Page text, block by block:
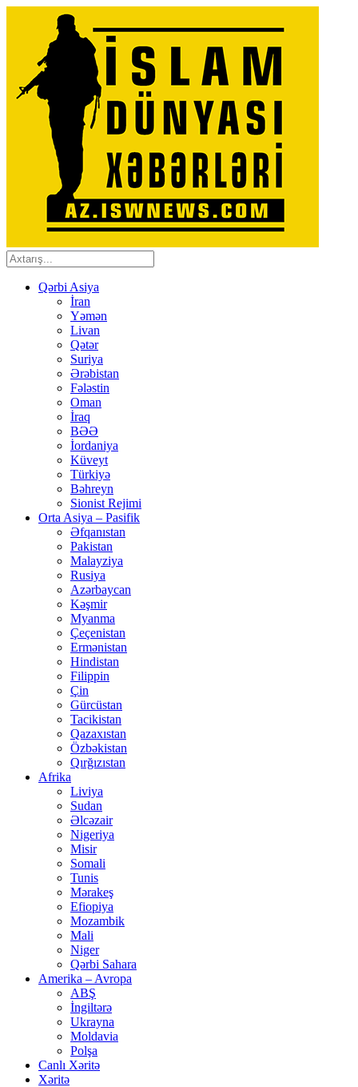
Qərbi Asiya
İran
Yəmən
Livan
Qətər
Suriya
Ərəbistan
Fələstin
Oman
İraq
BƏƏ
İordaniya
Küveyt
Türkiyə
Bəhreyn
Sionist Rejimi
Orta Asiya – Pasifik
Əfqanıstan
Pakistan
Malayziya
Rusiya
Azərbaycan
Kəşmir
Myanma
Çeçenistan
Ermənistan
Hindistan
Filippin
Çin
Gürcüstan
Tacikistan
Qazaxıstan
Özbəkistan
Qırğızıstan
Afrika
Liviya
Sudan
Əlcəzair
Nigeriya
Misir
Somali
Tunis
Mərakeş
Efiopiya
Mozambik
Mali
Niger
Qərbi Sahara
Amerika – Avropa
ABŞ
İngiltərə
Ukrayna
Moldavia
Polşa
Canlı Xəritə
Xəritə